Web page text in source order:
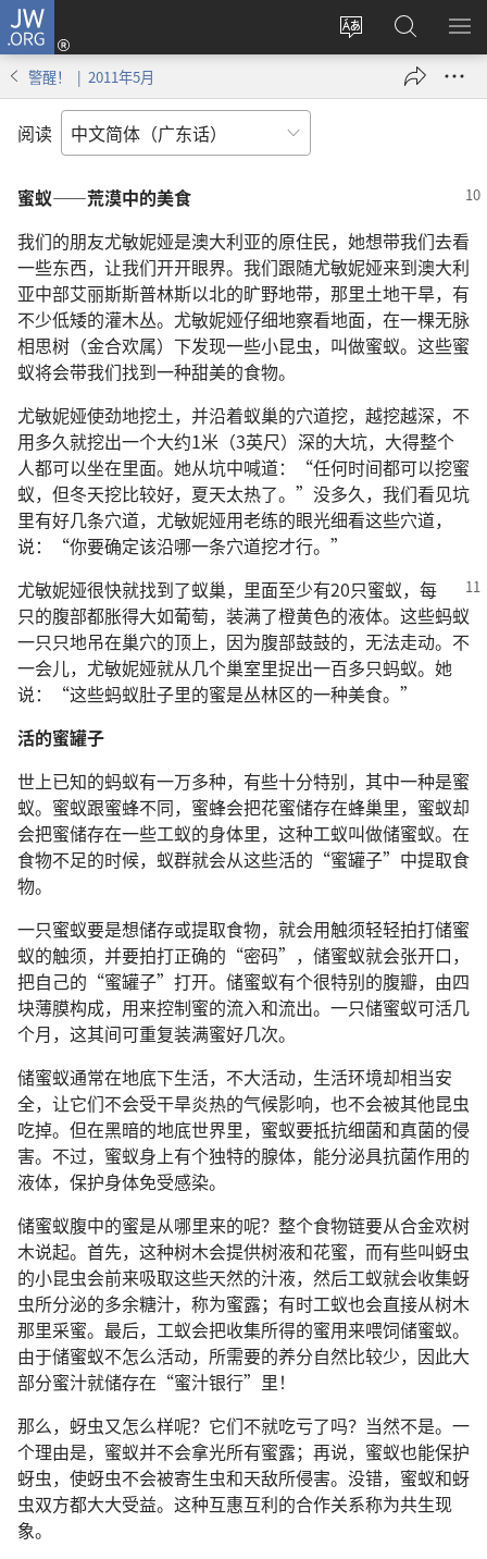
JW.ORG
更
登
录
（打
搜
索
JW.ORG
显
警醒！ | 2011年5月
阅读
蜜蚁——荒漠中的美食
我们的朋友尤敏妮娅是澳大利亚的原住民，她想带我们去看
一些东西，让我们开开眼界。我们跟随尤敏妮娅来到澳大利
亚中部艾丽斯斯普林斯以北的旷野地带，那里土地干旱，有
不少低矮的灌木丛。尤敏妮娅仔细地察看地面，在一棵无脉
相思树（金合欢属）下发现一些小昆虫，叫做蜜蚁。这些蜜
蚁将会带我们找到一种甜美的食物。
尤敏妮娅使劲地挖土，并沿着蚁巢的穴道挖，越挖越深，不
用多久就挖出一个大约1米（3英尺）深的大坑，大得整个
人都可以坐在里面。她从坑中喊道：“任何时间都可以挖蜜
蚁，但冬天挖比较好，夏天太热了。”没多久，我们看见坑
里有好几条穴道，尤敏妮娅用老练的眼光细看这些穴道，
说：“你要确定该沿哪一条穴道挖才行。”
尤敏妮娅很快就找到了蚁巢，里面至少有20只蜜蚁，每
只的腹部都胀得大如葡萄，装满了橙黄色的液体。这些蚂蚁
一只只地吊在巢穴的顶上，因为腹部鼓鼓的，无法走动。不
一会儿，尤敏妮娅就从几个巢室里捉出一百多只蚂蚁。她
说：“这些蚂蚁肚子里的蜜是丛林区的一种美食。”
活的蜜罐子
世上已知的蚂蚁有一万多种，有些十分特别，其中一种是蜜
蚁。蜜蚁跟蜜蜂不同，蜜蜂会把花蜜储存在蜂巢里，蜜蚁却
会把蜜储存在一些工蚁的身体里，这种工蚁叫做储蜜蚁。在
食物不足的时候，蚁群就会从这些活的“蜜罐子”中提取食
物。
一只蜜蚁要是想储存或提取食物，就会用触须轻轻拍打储蜜
蚁的触须，并要拍打正确的“密码”，储蜜蚁就会张开口，
把自己的“蜜罐子”打开。储蜜蚁有个很特别的腹瓣，由四
块薄膜构成，用来控制蜜的流入和流出。一只储蜜蚁可活几
个月，这其间可重复装满蜜好几次。
储蜜蚁通常在地底下生活，不大活动，生活环境却相当安
全，让它们不会受干旱炎热的气候影响，也不会被其他昆虫
吃掉。但在黑暗的地底世界里，蜜蚁要抵抗细菌和真菌的侵
害。不过，蜜蚁身上有个独特的腺体，能分泌具抗菌作用的
液体，保护身体免受感染。
储蜜蚁腹中的蜜是从哪里来的呢？整个食物链要从合金欢树
木说起。首先，这种树木会提供树液和花蜜，而有些叫蚜虫
的小昆虫会前来吸取这些天然的汁液，然后工蚁就会收集蚜
虫所分泌的多余糖汁，称为蜜露；有时工蚁也会直接从树木
那里采蜜。最后，工蚁会把收集所得的蜜用来喂饲储蜜蚁。
由于储蜜蚁不怎么活动，所需要的养分自然比较少，因此大
部分蜜汁就储存在“蜜汁银行”里！
那么，蚜虫又怎么样呢？它们不就吃亏了吗？当然不是。一
个理由是，蜜蚁并不会拿光所有蜜露；再说，蜜蚁也能保护
蚜虫，使蚜虫不会被寄生虫和天敌所侵害。没错，蜜蚁和蚜
虫双方都大大受益。这种互惠互利的合作关系称为共生现
象。